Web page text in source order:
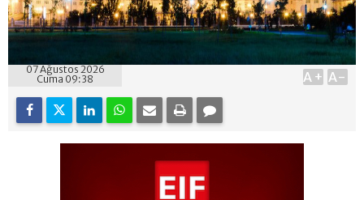
07 Ağustos 2026
Cuma 09:38
A+ A-